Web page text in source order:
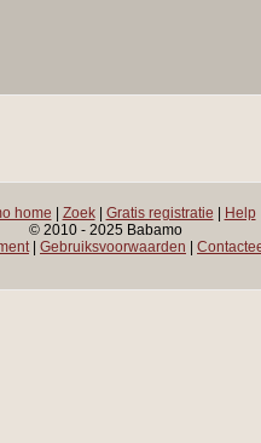
home Zoek| Gratis registratie
Help
© 2010 - 2025 Babamo
| Gebruiksvoorwaarden